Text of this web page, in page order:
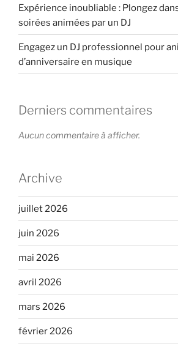
Expérience inoubliable : Plongez
soirées animées par un DJ
Engagez un DJ professionnel pour
d’anniversaire en musique
Derniers commentaires
Aucun commentaire à afficher.
Archive
juillet 2026
juin 2026
mai 2026
avril 2026
mars 2026
février 2026